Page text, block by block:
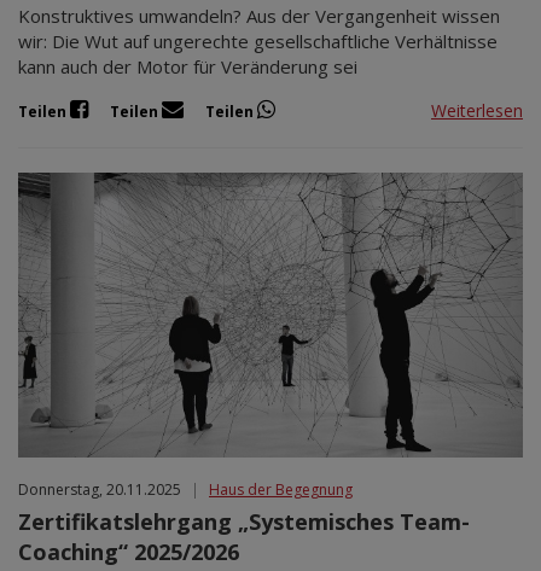
Konstruktives umwandeln? Aus der Vergangenheit wissen
wir: Die Wut auf ungerechte gesellschaftliche Verhältnisse
kann auch der Motor für Veränderung sei
Teilen Teilen Teilen Weiterlesen
Donnerstag, 20.11.2025 | Haus der Begegnung
Zertifikatslehrgang „Systemisches Team-
Coaching“ 2025/2026